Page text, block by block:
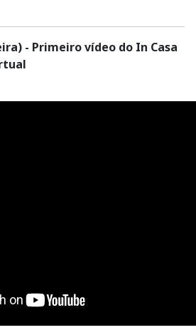
- Primeiro vídeo do In Casa